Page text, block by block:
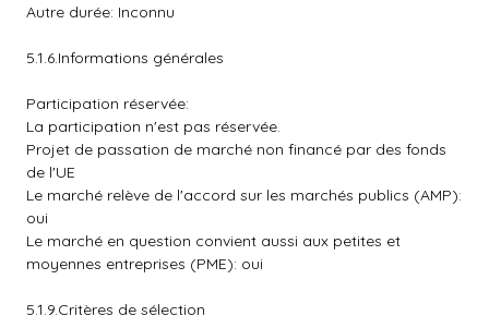
Autre durée: Inconnu
5.1.6.Informations générales
Participation réservée:
La participation n'est pas réservée.
Projet de passation de marché non financé par des fonds
de l'UE
Le marché relève de l'accord sur les marchés publics (AMP):
oui
Le marché en question convient aussi aux petites et
moyennes entreprises (PME): oui
5.1.9.Critères de sélection